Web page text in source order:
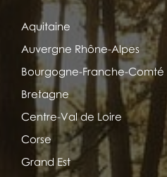
Aquitaine
Auvergne Rhône-Alpes
Bourgogne-Franche-Comté
Bretagne
Centre-Val de Loire
Corse
Grand Est